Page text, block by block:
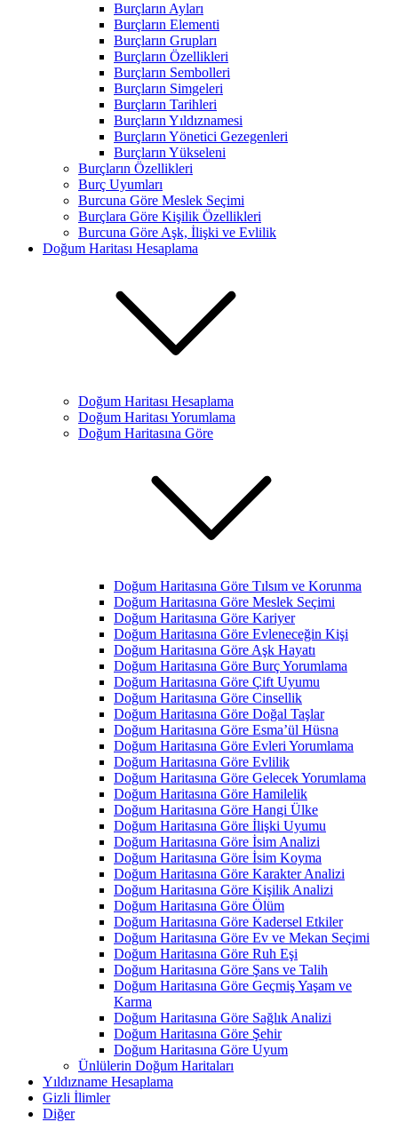
Burçların Ayları
Burçların Elementi
Burçların Grupları
Burçların Özellikleri
Burçların Sembolleri
Burçların Simgeleri
Burçların Tarihleri
Burçların Yıldıznamesi
Burçların Yönetici Gezegenleri
Burçların Yükseleni
Burçların Özellikleri
Burç Uyumları
Burcuna Göre Meslek Seçimi
Burçlara Göre Kişilik Özellikleri
Burcuna Göre Aşk, İlişki ve Evlilik
Doğum Haritası Hesaplama
Doğum Haritası Hesaplama
Doğum Haritası Yorumlama
Doğum Haritasına Göre
Doğum Haritasına Göre Tılsım ve Korunma
Doğum Haritasına Göre Meslek Seçimi
Doğum Haritasına Göre Kariyer
Doğum Haritasına Göre Evleneceğin Kişi
Doğum Haritasına Göre Aşk Hayatı
Doğum Haritasına Göre Burç Yorumlama
Doğum Haritasına Göre Çift Uyumu
Doğum Haritasına Göre Cinsellik
Doğum Haritasına Göre Doğal Taşlar
Doğum Haritasına Göre Esma’ül Hüsna
Doğum Haritasına Göre Evleri Yorumlama
Doğum Haritasına Göre Evlilik
Doğum Haritasına Göre Gelecek Yorumlama
Doğum Haritasına Göre Hamilelik
Doğum Haritasına Göre Hangi Ülke
Doğum Haritasına Göre İlişki Uyumu
Doğum Haritasına Göre İsim Analizi
Doğum Haritasına Göre İsim Koyma
Doğum Haritasına Göre Karakter Analizi
Doğum Haritasına Göre Kişilik Analizi
Doğum Haritasına Göre Ölüm
Doğum Haritasına Göre Kadersel Etkiler
Doğum Haritasına Göre Ev ve Mekan Seçimi
Doğum Haritasına Göre Ruh Eşi
Doğum Haritasına Göre Şans ve Talih
Doğum Haritasına Göre Geçmiş Yaşam ve
Karma
Doğum Haritasına Göre Sağlık Analizi
Doğum Haritasına Göre Şehir
Doğum Haritasına Göre Uyum
Ünlülerin Doğum Haritaları
Yıldızname Hesaplama
Gizli İlimler
Diğer